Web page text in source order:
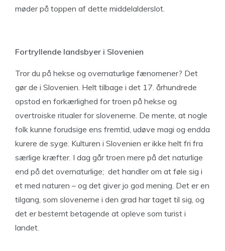
møder på toppen af dette middelalderslot.
Fortryllende landsbyer i Slovenien
Tror du på hekse og overnaturlige fænomener? Det
gør de i Slovenien. Helt tilbage i det 17. århundrede
opstod en forkærlighed for troen på hekse og
overtroiske ritualer for slovenerne. De mente, at nogle
folk kunne forudsige ens fremtid, udøve magi og endda
kurere de syge. Kulturen i Slovenien er ikke helt fri fra
særlige kræfter. I dag går troen mere på det naturlige
end på det overnaturlige; det handler om at føle sig i
et med naturen – og det giver jo god mening. Det er en
tilgang, som slovenerne i den grad har taget til sig, og
det er bestemt betagende at opleve som turist i
landet.